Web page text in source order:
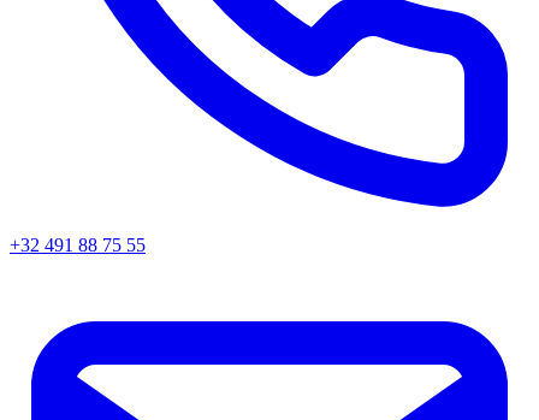
+32 491 88 75 55